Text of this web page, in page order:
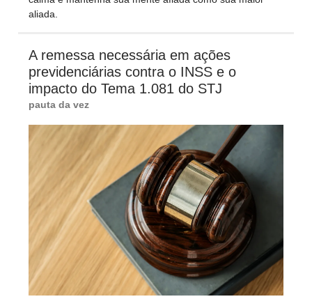
aliada.
A remessa necessária em ações
previdenciárias contra o INSS e o
impacto do Tema 1.081 do STJ
pauta da vez